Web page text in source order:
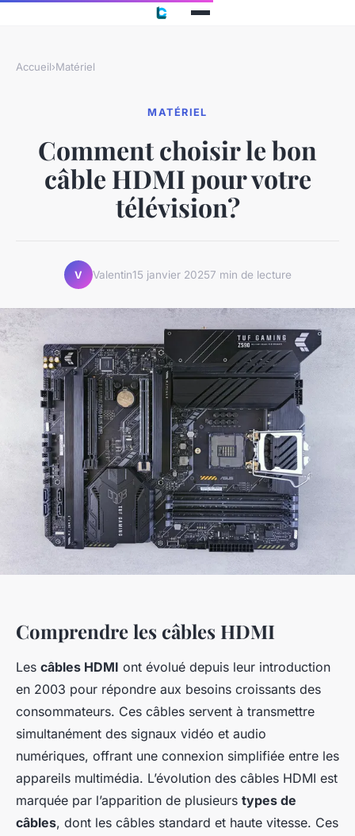
Accueil›Matériel
MATÉRIEL
Comment choisir le bon
câble HDMI pour votre
télévision?
V Valentin15 janvier 20257 min de lecture
Comprendre les câbles HDMI
Les câbles HDMI ont évolué depuis leur introduction
en 2003 pour répondre aux besoins croissants des
consommateurs. Ces câbles servent à transmettre
simultanément des signaux vidéo et audio
numériques, offrant une connexion simplifiée entre les
appareils multimédia. L’évolution des câbles HDMI est
marquée par l’apparition de plusieurs types de
câbles, dont les câbles standard et haute vitesse. Ces